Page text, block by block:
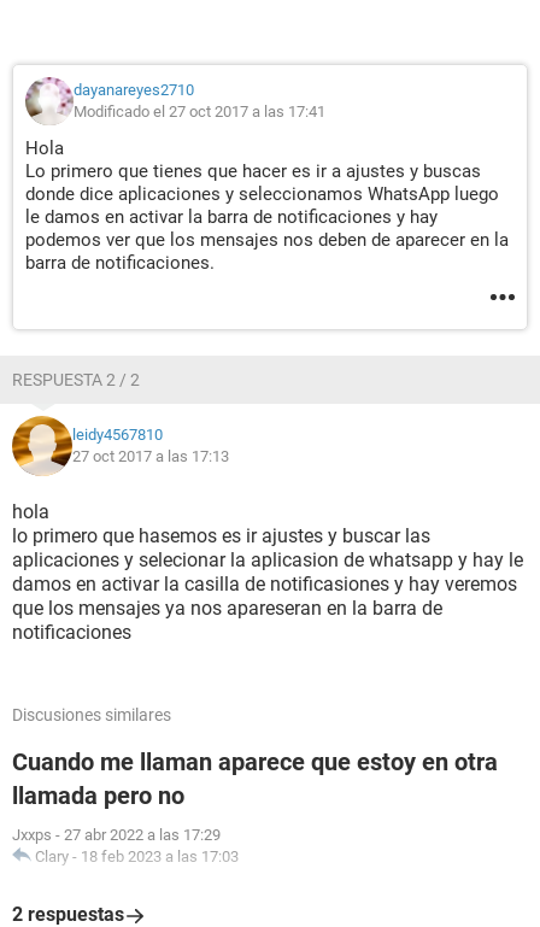
dayanareyes2710
Modificado el 27 oct 2017 a las 17:41
Hola
Lo primero que tienes que hacer es ir a ajustes y buscas
donde dice aplicaciones y seleccionamos WhatsApp luego
le damos en activar la barra de notificaciones y hay
podemos ver que los mensajes nos deben de aparecer en la
barra de notificaciones.
RESPUESTA 2 / 2
leidy4567810
27 oct 2017 a las 17:13
hola
lo primero que hasemos es ir ajustes y buscar las
aplicaciones y selecionar la aplicasion de whatsapp y hay le
damos en activar la casilla de notificasiones y hay veremos
que los mensajes ya nos apareseran en la barra de
notificaciones
Discusiones similares
Cuando me llaman aparece que estoy en otra
llamada pero no
Jxxps - 27 abr 2022 a las 17:29
Clary - 18 feb 2023 a las 17:03
2 respuestas